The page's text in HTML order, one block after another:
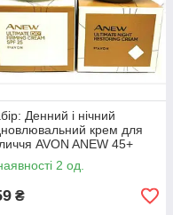
Денний і нічний
крем для
AVON ANEW 45+
технологією
(50+50 мл)
2 од.
₴